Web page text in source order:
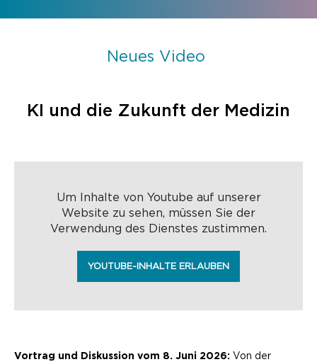
Neues Video
KI und die Zukunft der Medizin
Um Inhalte von Youtube auf unserer
Website zu sehen, müssen Sie der
Verwendung des Dienstes zustimmen.
YOUTUBE-INHALTE ERLAUBEN
Vortrag und Diskussion vom 8. Juni 2026: Von der